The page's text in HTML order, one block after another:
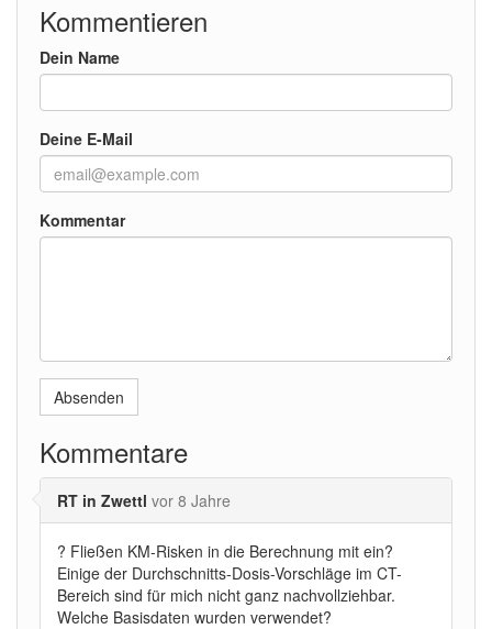
Kommentieren
Dein Name
Deine E-Mail
Kommentar
Absenden
Kommentare
RT in Zwettl vor 8 Jahre
? Fließen KM-Risken in die Berechnung mit ein?
Einige der Durchschnitts-Dosis-Vorschläge im CT-
Bereich sind für mich nicht ganz nachvollziehbar.
Welche Basisdaten wurden verwendet?